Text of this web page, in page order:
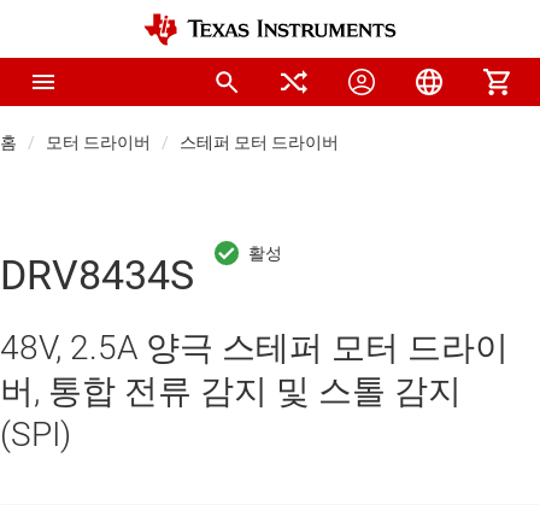
홈 모터 드라이버 스테퍼 모터 드라이버
DRV8434S
48V, 2.5A 양극 스테퍼 모터 드라이
버, 통합 전류 감지 및 스톨 감지
(SPI)